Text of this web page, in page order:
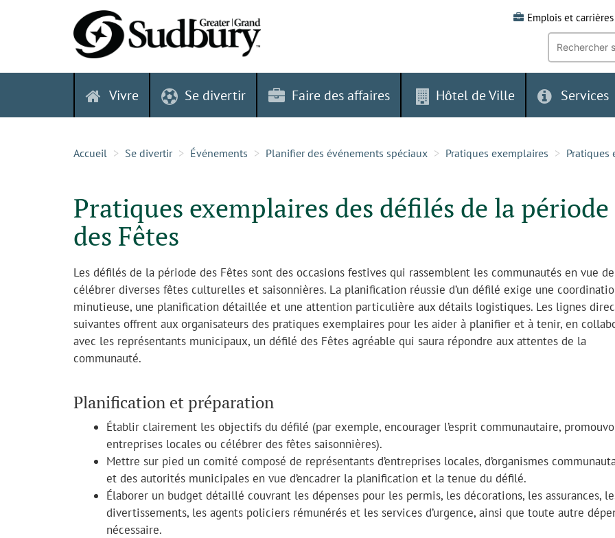
Emplois et carrières
Recherche
mot-
clé:
Vivre Se divertir Faire des affaires Hôtel de Ville Services
Accueil Se divertir Événements Planifier des événements spéciaux Pratiques exemplaires Pratiques
Pratiques exemplaires des défilés de la période
des Fêtes
Les défilés de la période des Fêtes sont des occasions festives qui rassemblent les communautés en vue de
célébrer diverses fêtes culturelles et saisonnières. La planification réussie d’un défilé exige une
minutieuse, une planification détaillée et une attention particulière aux détails logistiques. Les lignes
suivantes offrent aux organisateurs des pratiques exemplaires pour les aider à planifier et à tenir, en
avec les représentants municipaux, un défilé des Fêtes agréable qui saura répondre aux attentes de la
communauté.
Planification et préparation
Établir clairement les objectifs du défilé (par exemple, encourager l’esprit communautaire,
entreprises locales ou célébrer des fêtes saisonnières).
Mettre sur pied un comité composé de représentants d’entreprises locales, d’organismes
et des autorités municipales en vue d’encadrer la planification et la tenue du défilé.
Élaborer un budget détaillé couvrant les dépenses pour les permis, les décorations, les assurances,
divertissements, les agents policiers rémunérés et les services d’urgence, ainsi que toute autre
nécessaire.